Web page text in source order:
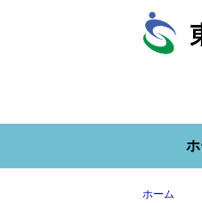
ホーム